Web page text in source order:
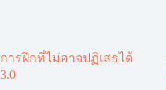
การฝึกที่ไม่อาจปฏิเสธได้
3.0